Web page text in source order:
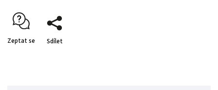
Zeptat se Sdílet